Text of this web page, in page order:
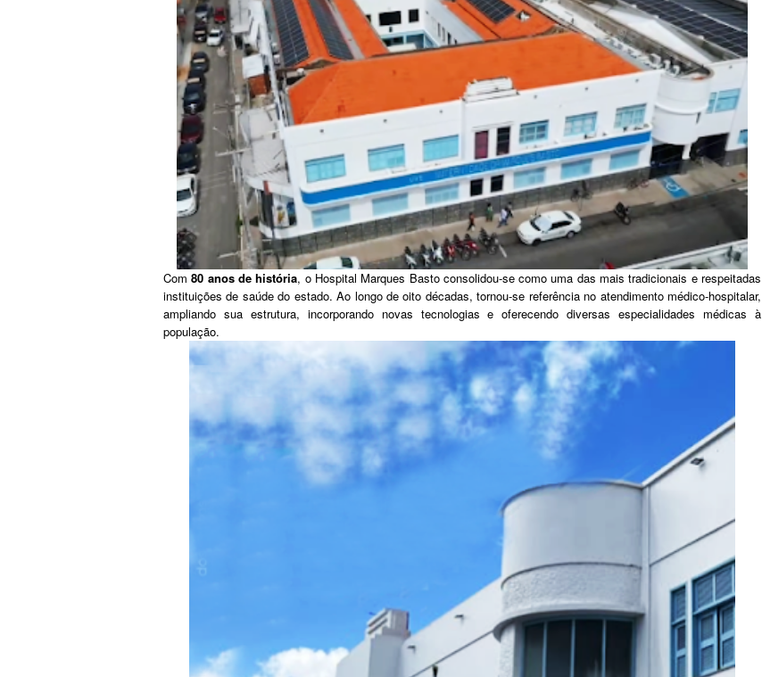
Com80 anos de história, o Hospital Marques Basto consolidou-se como uma das mais tradicionais e respeitadas
instituições de saúde do estado. Ao longo de oito décadas, tornou-se referência no atendimento médico-hospitalar,
ampliando sua estrutura, incorporando novas tecnologias e oferecendo diversas especialidades médicas à
população.